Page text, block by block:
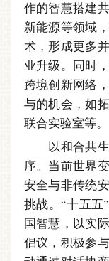
作的智慧搭建
新能源等领域
术，形成更多
业升级。同时
跨境创新网络
与的机会，如
联合实验室等。
以和合共生
序。当前世界
安全与非传统
挑战。“十五五
国智慧，以实
倡议，积极参